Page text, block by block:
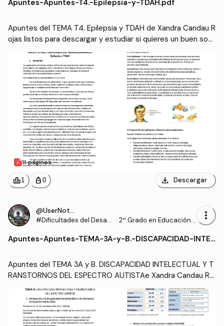
Apuntes-Apuntes-T4.-Epilepsia-y-TDAH.pdf
Apuntes del TEMA T4. Epilepsia y TDAH de Xandra Candau R
ojas listos para descargar y estudiar si quieres un buen sobr
esaliente ;)
11 páginas
leaderboard1 personal_bag 0 download Descargar
@UserNotFound9_
#Dificultades del Desarr · 2º Grado en Educación P
more_vert
Apuntes-Apuntes-TEMA-3A-y-B.-DISCAPACIDAD-INTEL
UTISTA.pdf
Apuntes del TEMA 3A y B. DISCAPACIDAD INTELECTUAL Y T
RANSTORNOS DEL ESPECTRO AUTISTAe Xandra Candau Roj
as listos para descargar y estudiar si quieres un buen sobre
saliente ;)